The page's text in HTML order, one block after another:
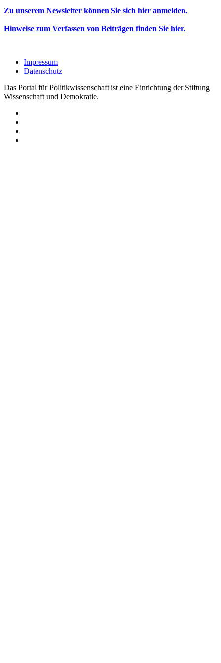
Zu unserem Newsletter können Sie sich hier anmelden.
Hinweise zum Verfassen von Beiträgen finden Sie hier.
Impressum
Datenschutz
Das Portal für Politikwissenschaft ist eine Einrichtung der Stiftung
Wissenschaft und Demokratie.